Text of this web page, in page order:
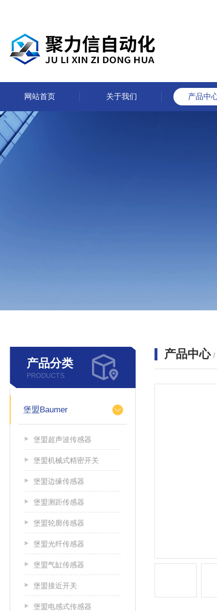
网站首页 关于我们 产品中
产品分类
PRODUCTS
堡盟Baumer
堡盟超声波传感器
堡盟机械式精密开关
堡盟边缘传感器
堡盟测距传感器
堡盟轮廓传感器
堡盟光纤传感器
堡盟气缸传感器
堡盟接近开关
堡盟电感式传感器
产品中心 /